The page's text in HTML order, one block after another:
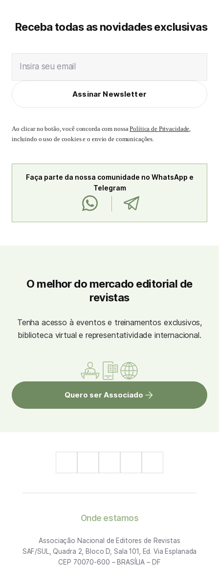
Receba todas as novidades exclusivas
Insira seu email
Assinar Newsletter
Ao clicar no botão, você concorda com nossaPolítica de Privacidade,
incluindo o uso de cookies e o envio de comunicações.
Faça parte da nossa comunidade no WhatsApp e
Telegram
O melhor do mercado editorial de
revistas
Tenha acesso à eventos e treinamentos exclusivos,
biblioteca virtual e representatividade internacional.
Quero ser Associado
Onde estamos
Associação Nacional de Editores de Revistas
SAF/SUL, Quadra 2, Bloco D, Sala 101, Ed. Via Esplanada
CEP 70070-600 – BRASÍLIA – DF